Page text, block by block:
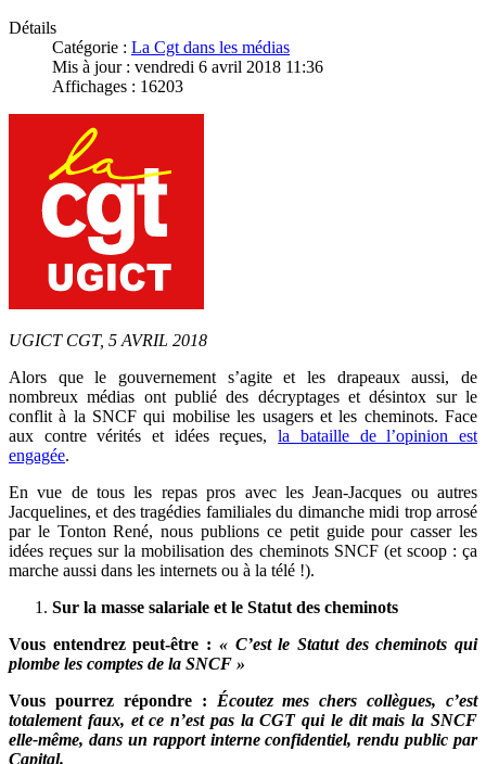
Détails
Catégorie : La Cgt dans les médias
Mis à jour : vendredi 6 avril 2018 11:36
Affichages : 16203
UGICT CGT, 5 AVRIL 2018
Alors que le gouvernement s’agite et les drapeaux aussi, de
nombreux médias ont publié des décryptages et désintox sur le
conflit à la SNCF qui mobilise les usagers et les cheminots. Face
aux contre vérités et idées reçues,la bataille de l’opinion est
engagée.
En vue de tous les repas pros avec les Jean-Jacques ou autres
Jacquelines, et des tragédies familiales du dimanche midi trop arrosé
par le Tonton René, nous publions ce petit guide pour casser les
idées reçues sur la mobilisation des cheminots SNCF (et scoop : ça
marche aussi dans les internets ou à la télé !).
Sur la masse salariale et le Statut des cheminots
Vous entendrez peut-être : « C’est le Statut des cheminots qui
plombe les comptes de la SNCF »
Vous pourrez répondre : Écoutez mes chers collègues, c’est
totalement faux, et ce n’est pas la CGT qui le dit mais la SNCF
elle-même, dans un rapport interne confidentiel, rendu public par
Capital.